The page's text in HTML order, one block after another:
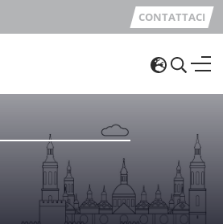
CONTATTACI